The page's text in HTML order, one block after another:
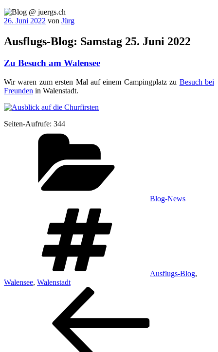
Veröffentlicht
26. Juni 2022 von Jürg
Ausflugs-Blog: Samstag 25. Juni 2022
Zu Besuch am Walensee
Wir waren zum ers­ten Mal auf einem Cam­ping­platz zu Besuch bei
Freun­den in Walenstadt.
Sei­ten-Auf­ru­fe: 344
Blog-News
Ausflugs-Blog,
Walensee, Walenstadt
Beitragsnavigation